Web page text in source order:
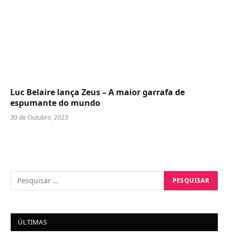
Luc Belaire lança Zeus – A maior garrafa de
espumante do mundo
30 de Outubro, 2023
ÚLTIMAS